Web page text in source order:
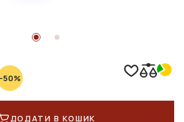
-50%
ДОДАТИ В КОШИК